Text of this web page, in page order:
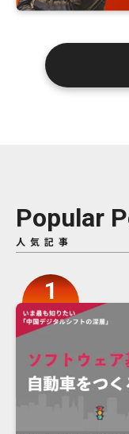
Popular
人気記事